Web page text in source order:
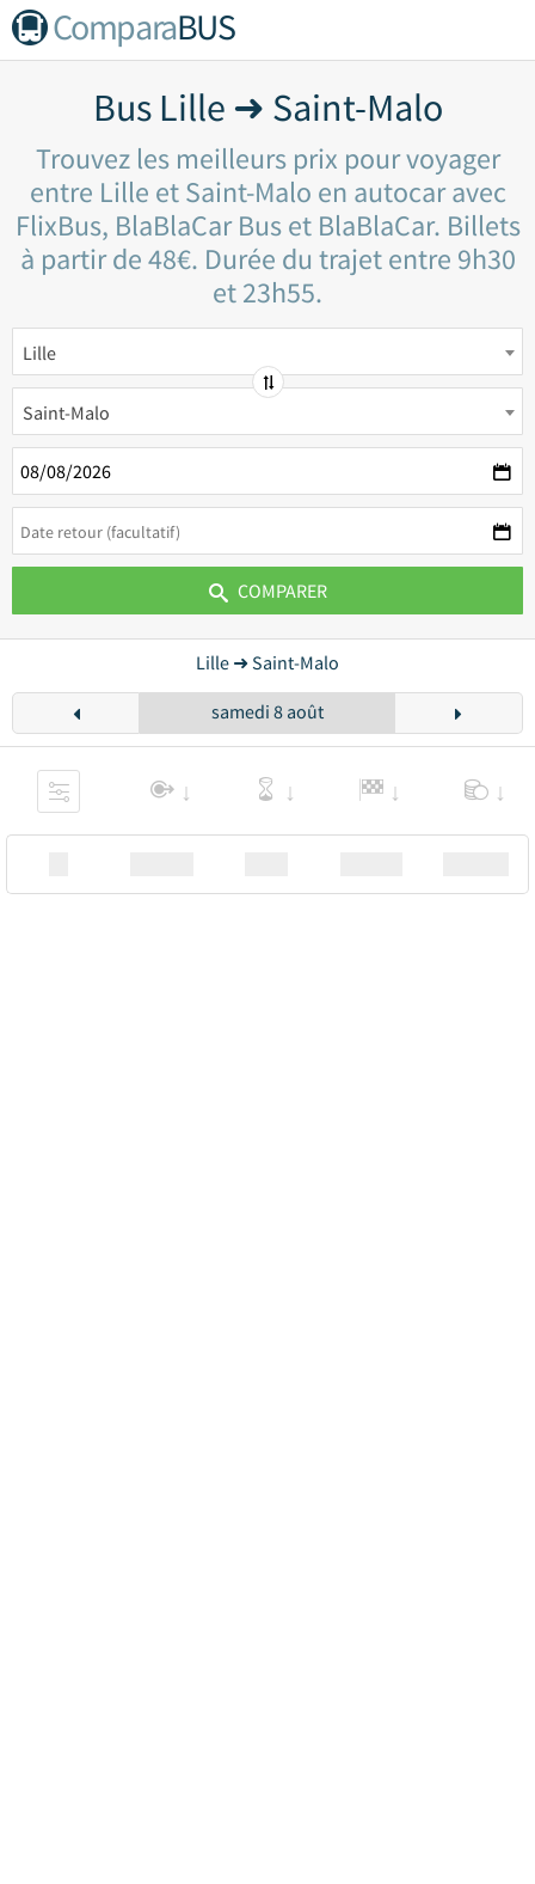
ComparaBUS
Bus Lille ➜ Saint-Malo
Trouvez les meilleurs prix pour voyager
entre Lille et Saint-Malo en autocar avec
FlixBus, BlaBlaCar Bus et BlaBlaCar. Billets
à partir de 48€. Durée du trajet entre 9h30
et 23h55.
Lille
Saint-Malo
COMPARER
Lille ➜ Saint-Malo
samedi 8 août